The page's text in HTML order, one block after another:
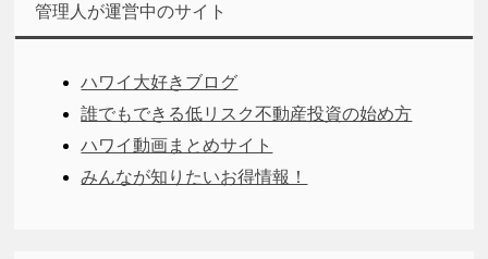
管理人が運営中のサイト
ハワイ大好きブログ
誰でもできる低リスク不動産投資の始め方
ハワイ動画まとめサイト
みんなが知りたいお得情報！